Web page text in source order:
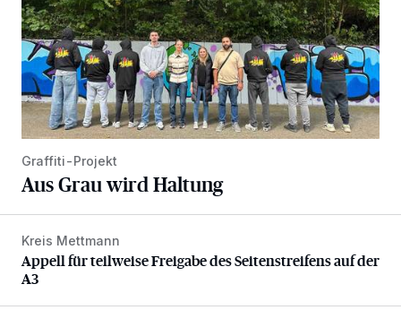
Graffiti-Projekt
Aus Grau wird Haltung
Appell für teilweise Freigabe des Seitenstreifens auf der A3
Kreis Mettmann
Appell für teilweise Freigabe des Seitenstreifens auf der
A3